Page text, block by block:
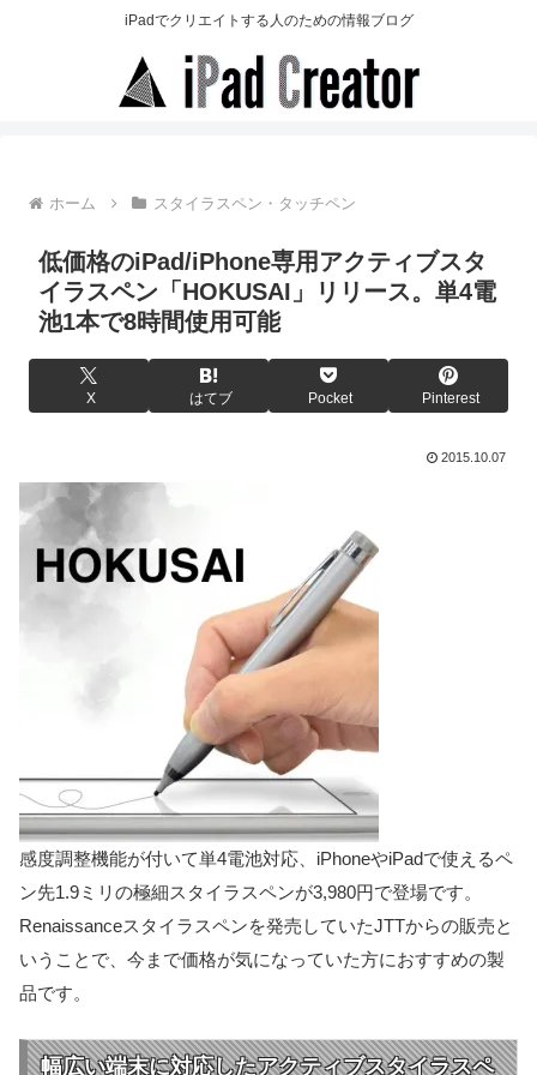
iPadでクリエイトする人のための情報ブログ
ホーム スタイラスペン・タッチペン
低価格のiPad/iPhone専用アクティブスタ
イラスペン「HOKUSAI」リリース。単4電
池1本で8時間使用可能
X はてブ Pocket Pinterest
2015.10.07
感度調整機能が付いて単4電池対応、iPhoneやiPadで使えるペ
ン先1.9ミリの極細スタイラスペンが3,980円で登場です。
Renaissanceスタイラスペンを発売していたJTTからの販売と
いうことで、今まで価格が気になっていた方におすすめの製
品です。
幅広い端末に対応したアクティブスタイラスペ